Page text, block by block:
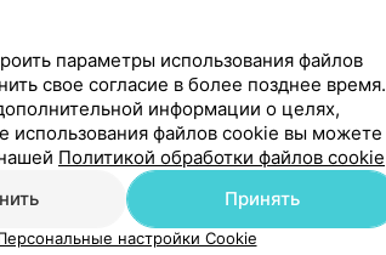
параметры использования файлов
свое согласие в более позднее время.
информации о целях,
использования файлов cookie вы можете
Политикой обработки файлов cookie
Принять
настройки Cookie